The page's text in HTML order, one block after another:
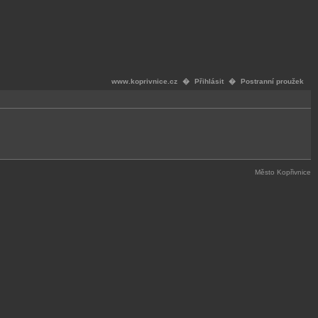
www.koprivnice.cz � Přihlásit � Postranní proužek
Město Kopřivnice